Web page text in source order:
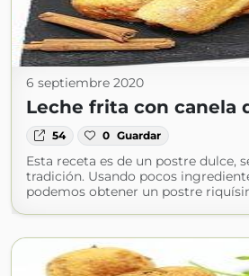
6 septiembre 2020
Leche frita con canela
54 0 Guardar
Esta receta es de un postre dulce,
tradición. Usando pocos
podemos obtener un postre